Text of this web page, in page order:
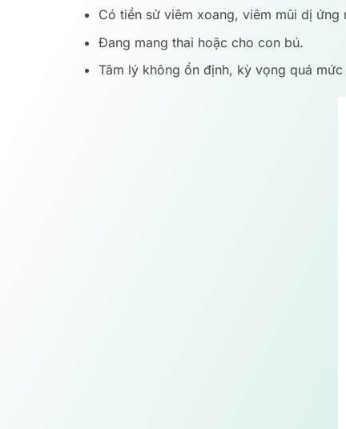
Có tiền sử viêm xoang, viêm mũi dị ứng
Đang mang thai hoặc cho con bú.
Tâm lý không ổn định, kỳ vọng quá